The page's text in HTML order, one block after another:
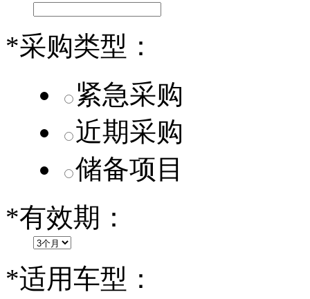
*采购类型：
紧急采购
近期采购
储备项目
*有效期：
*适用车型：